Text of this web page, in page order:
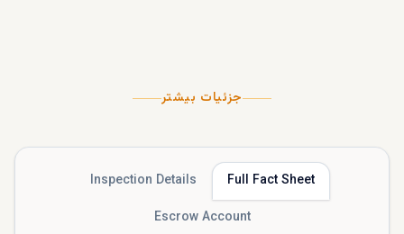
جزئیات بیشتر
Full Fact Sheet
Inspection Details
Escrow Account